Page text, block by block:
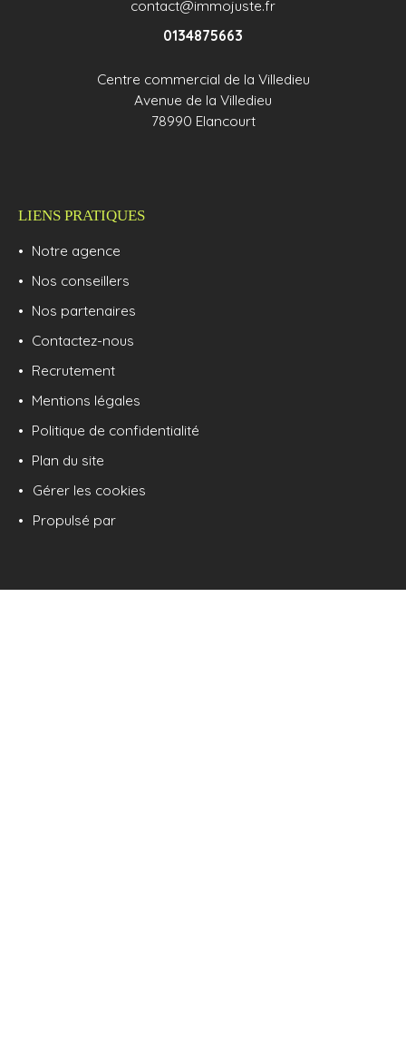
contact@immojuste.fr
0134875663
Centre commercial de la Villedieu
Avenue de la Villedieu
78990 Elancourt
LIENS PRATIQUES
Notre agence
Nos conseillers
Nos partenaires
Contactez-nous
Recrutement
Mentions légales
Politique de confidentialité
Plan du site
Gérer les cookies
Propulsé par